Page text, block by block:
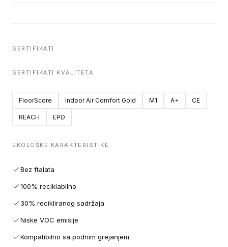
SERTIFIKATI
SERTIFIKATI KVALITETA
FloorScore Indoor Air Comfort Gold M1 A+ CE
REACH EPD
EKOLOŠKE KARAKTERISTIKE
Bez ftalata
100% reciklabilno
30% recikliranog sadržaja
Niske VOC emisije
Kompatibilno sa podnim grejanjem